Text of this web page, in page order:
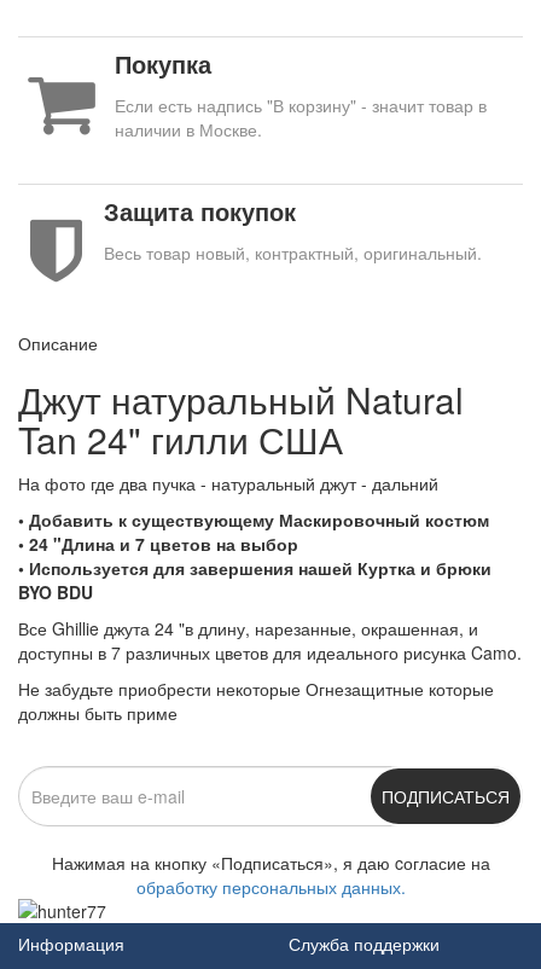
Покупка
Если есть надпись "В корзину" - значит товар в
наличии в Москве.
Защита покупок
Весь товар новый, контрактный, оригинальный.
Описание
Джут натуральный Natural
Tan 24" гилли США
На фото где два пучка - натуральный джут - дальний
• Добавить к существующему Маскировочный костюм
• 24 "Длина и 7 цветов на выбор
• Используется для завершения нашей Куртка и брюки
BYO BDU
Все Ghillie джута 24 "в длину, нарезанные, окрашенная, и
доступны в 7 различных цветов для идеального рисунка Camo.
Не забудьте приобрести некоторые Огнезащитные которые
должны быть приме
ПОДПИСАТЬСЯ
Нажимая на кнопку «Подписаться», я даю cогласие на
обработку персональных данных.
Информация
Служба поддержки